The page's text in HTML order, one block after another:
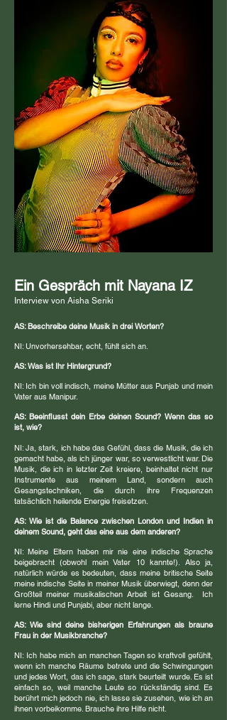
Ein Gespräch mit Nayana IZ
Interview von Aisha Seriki
AS: Beschreibe deine Musik in drei Worten?
NI: Unvorhersehbar, echt, fühlt sich an.
AS: Was ist Ihr Hintergrund?
NI: Ich bin voll indisch, meine Mütter aus Punjab und mein
Vater aus Manipur.
AS: Beeinflusst dein Erbe deinen Sound? Wenn das so
ist, wie?
NI: Ja, stark, ich habe das Gefühl, dass die Musik, die ich
gemacht habe, als ich jünger war, so verwestlicht war. Die
Musik, die ich in letzter Zeit kreiere, beinhaltet nicht nur
Instrumente aus meinem Land, sondern auch
Gesangstechniken, die durch ihre Frequenzen
tatsächlich heilende Energie freisetzen.
AS: Wie ist die Balance zwischen London und Indien in
deinem Sound, geht das eine aus dem anderen?
NI: Meine Eltern haben mir nie eine indische Sprache
beigebracht (obwohl mein Vater 10 kannte!). Also ja,
natürlich würde es bedeuten, dass meine britische Seite
meine indische Seite in meiner Musik überwiegt, denn der
Großteil meiner musikalischen Arbeit ist Gesang.
Ich
lerne Hindi und Punjabi, aber nicht lange.
AS: Wie sind deine bisherigen Erfahrungen als braune
Frau in der Musikbranche?
NI: Ich habe mich an manchen Tagen so kraftvoll gefühlt,
wenn ich manche Räume betrete und die Schwingungen
und jedes Wort, das ich sage, stark beurteilt wurde. Es ist
einfach so, weil manche Leute so rückständig sind. Es
berührt mich jedoch nie, ich lasse sie zusehen, wie ich an
ihnen vorbeikomme. Brauche ihre Hilfe nicht.